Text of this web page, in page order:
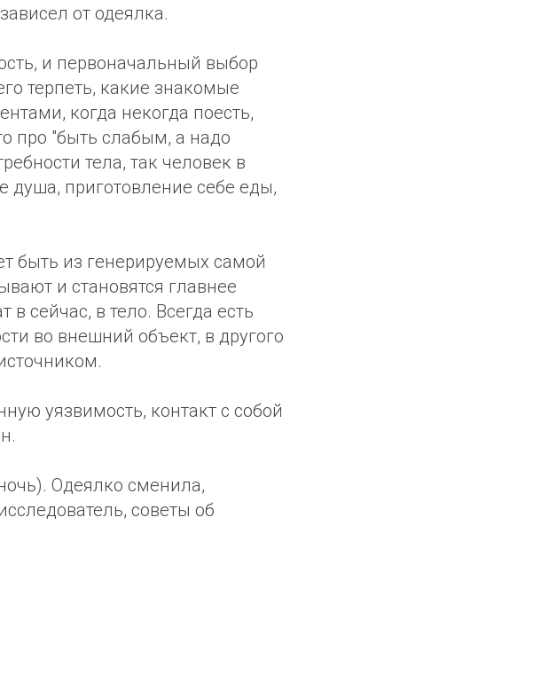
от одеялка.
и первоначальный выбор
терпеть, какие знакомые
когда некогда поесть,
про "быть слабым, а надо
тела, так человек в
душа, приготовление себе еды,
быть из генерируемых самой
и становятся главнее
сейчас, в тело. Всегда есть
во внешний объект, в другого
уязвимость, контакт с собой
Одеялко сменила,
советы об